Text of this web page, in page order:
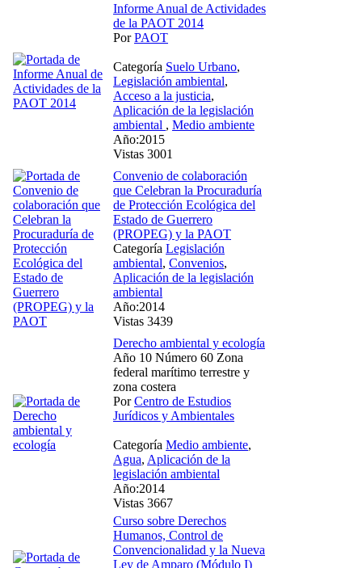
Informe Anual de Actividades
de la PAOT 2014
PorPAOT
Categoría Suelo Urbano,
Legislación ambiental,
Acceso a la justicia,
Aplicación de la legislación
ambiental , Medio ambiente
Año:2015
Vistas 3001
Convenio de colaboración
que Celebran la Procuraduría
de Protección Ecológica del
Estado de Guerrero
(PROPEG) y la PAOT
Categoría Legislación
ambiental, Convenios,
Aplicación de la legislación
ambiental
Año:2014
Vistas 3439
Derecho ambiental y ecología
Año 10 Número 60 Zona
federal marítimo terrestre y
zona costera
PorCentro de Estudios
Jurídicos y Ambientales
Categoría Medio ambiente,
Agua, Aplicación de la
legislación ambiental
Año:2014
Vistas 3667
Curso sobre Derechos
Humanos, Control de
Convencionalidad y la Nueva
Ley de Amparo (Módulo I)